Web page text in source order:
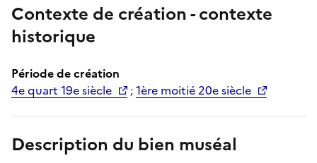
Contexte de création - contexte
historique
Période de création
4e quart 19e siècle
;1ère moitié 20e siècle
Description du bien muséal